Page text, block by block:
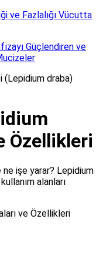
ve Fazlalığı Vücutta
Güçlendiren ve
(Lepidium draba)
Özellikleri
işe yarar? Lepidium
alanları